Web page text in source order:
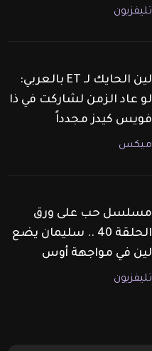
تليفزيون
لين الحايك لـ ET بالعربي:
لو عاد الزمن لشاركت في ذا
فويس كيدز مجدداً
ميكس
مسلسل حب على ورق
الحلقة 40 .. سليمان يضع
لين في مواجهة أوس
تليفزيون